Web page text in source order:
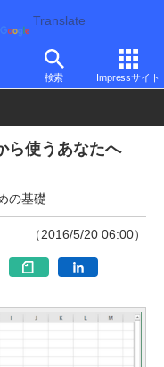
Translate
検索 Impressサイト
Office その他
使うあなたへ
の基礎
（2016/5/20 06:00）